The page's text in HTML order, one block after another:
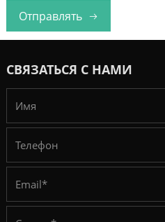
Отправлять
СВЯЗАТЬСЯ С НАМИ